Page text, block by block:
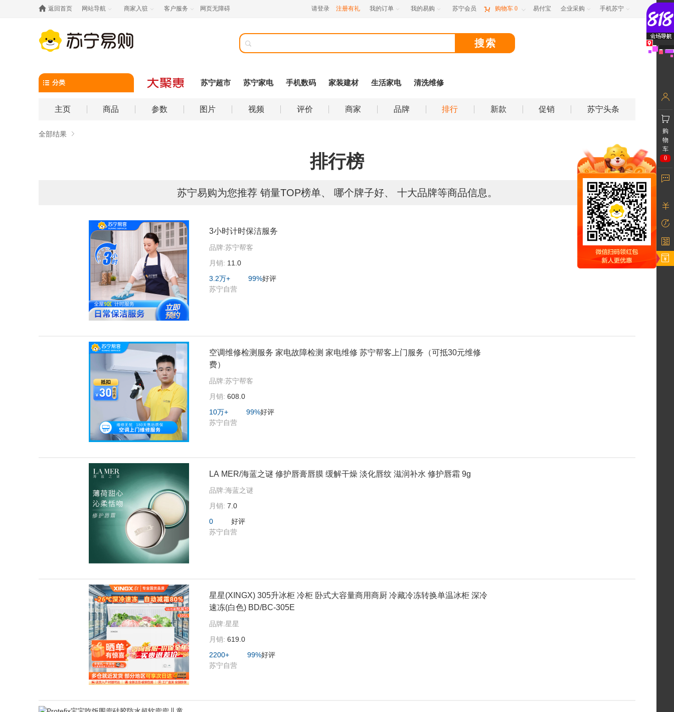
 返回首页 网站导航  商家入驻  客户服务  网页无障碍 请登录 注册有礼 我的订单  我的易购  苏宁会员  购物车 0  易付宝 企业采购  手机苏宁 

分类 苏宁超市 苏宁家电 手机数码 家装建材 生活家电 清洗维修
主页 商品 参数 图片 视频 评价 商家 品牌 排行 新款 促销 苏宁头条
全部结果
排行榜
苏宁易购为您推荐 销量TOP榜单、 哪个牌子好、 十大品牌等商品信息。
3小时计时保洁服务
品牌:苏宁帮客
月销: 11.0
3.2万+
99%好评
苏宁自营
空调维修检测服务 家电故障检测 家电维修 苏宁帮客上门服务（可抵30元维修
费）
品牌:苏宁帮客
月销: 608.0
10万+
99%好评
苏宁自营
LA MER/海蓝之谜 修护唇膏唇膜 缓解干燥 淡化唇纹 滋润补水 修护唇霜 9g
品牌:海蓝之谜
月销: 7.0
0
好评
苏宁自营
星星(XINGX) 305升冰柜 冷柜 卧式大容量商用商厨 冷藏冷冻转换单温冰柜 深冷
速冻(白色) BD/BC-305E
品牌:星星
月销: 619.0
2200+
99%好评
苏宁自营
购
物
车
0